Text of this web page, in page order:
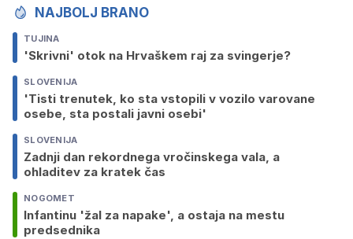
NAJBOLJ BRANO
TUJINA
'Skrivni' otok na Hrvaškem raj za svingerje?
SLOVENIJA
'Tisti trenutek, ko sta vstopili v vozilo varovane
osebe, sta postali javni osebi'
SLOVENIJA
Zadnji dan rekordnega vročinskega vala, a
ohladitev za kratek čas
NOGOMET
Infantinu 'žal za napake', a ostaja na mestu
predsednika